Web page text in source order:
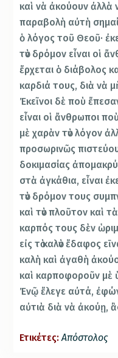
καὶ νὰ ἀκούουν ἀλλὰ
παραβολὴ αὐτὴ
ὁ λόγος τοῦ Θεοῦ·
τὸν δρόμον εἶναι οἱ
ἔρχεται ὁ διάβολος
καρδιά τους, διὰ νὰ
Ἐκεῖνοι δὲ ποὺ
εἶναι οἱ ἄνθρωποι
μὲ χαρὰν τὸν λόγον
προσωρινῶς
δοκιμασίας
στὰ ἀγκάθια, εἶναι
τὸν δρόμον τους
καὶ τὸν πλοῦτον καὶ
καρπός τους δὲν
εἰς τὸ καλὸν ἔδαφος
καλὴ καὶ ἀγαθὴ
καὶ καρποφοροῦν μὲ
Ἐνῷ ἔλεγε αὐτά,
αὐτιὰ διὰ νὰ ἀκούῃ,
Ετικέτες: Απόστολος